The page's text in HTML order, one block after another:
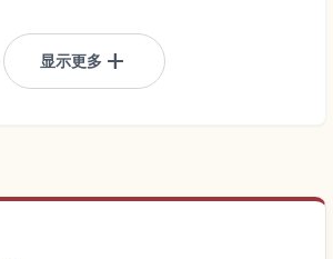
显示更多 add